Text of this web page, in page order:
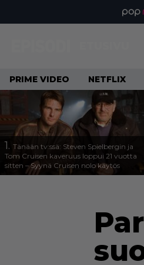
PRIME VIDEO NETFLIX
1. Tänään tv:ssä: Steven Spielbergin ja
Tom Cruisen kaveruus loppui 21 vuotta
sitten – Syynä Cruisen nolo käytös